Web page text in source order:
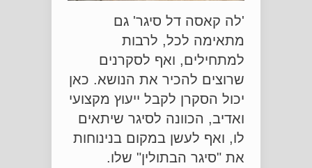
'לה קאסה דל סיגר' גם
מתאימה לכל, לרבות
למתחילים, ואף לסקרנים
שרוצים להכיר את הנושא. כאן
יכול הסקרן לקבל ייעוץ מקצועי
ואדיב, הכוונה לסיגר שיתאים
לו, ואף לעשן במקום בנינוחות
את "סיגר הבתולין" שלו.